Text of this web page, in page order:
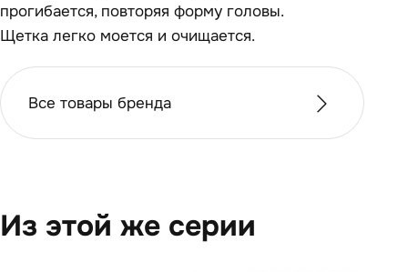
прогибается, повторяя форму голо­вы.
Щетка легко моется и очищается.
Все товары бренда
Из этой же серии